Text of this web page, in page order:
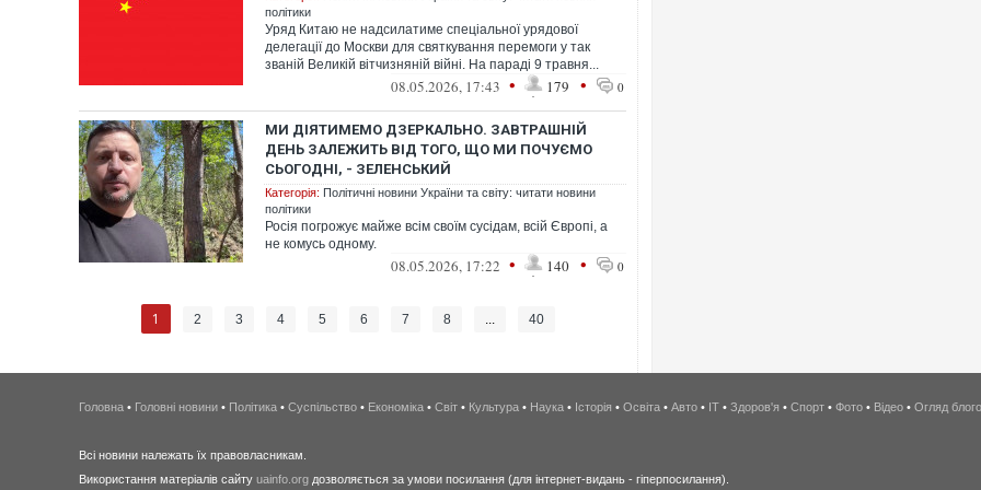
політики
Уряд Китаю не надсилатиме спеціальної урядової
делегації до Москви для святкування перемоги у так
званій Великій вітчизняній війні. На параді 9 травня...
08.05.2026, 17:43 • 179 • 0
МИ ДІЯТИМЕМО ДЗЕРКАЛЬНО. ЗАВТРАШНІЙ
ДЕНЬ ЗАЛЕЖИТЬ ВІД ТОГО, ЩО МИ ПОЧУЄМО
СЬОГОДНІ, - ЗЕЛЕНСЬКИЙ
Категорія: Політичні новини України та світу: читати новини
політики
Росія погрожує майже всім своїм сусідам, всій Європі, а
не комусь одному.
08.05.2026, 17:22 • 140 • 0
1 2 3 4 5 6 7 8 ... 40
Головна • Головні новини • Політика • Суспільство • Економіка • Світ • Культура • Наука • Історія • Освіта • Авто • IT • Здоров'я • Спорт • Фото • Відео • Огляд
Всі новини належать їх правовласникам.
Використання матеріалів сайту uainfo.org дозволяється за умови посилання (для інтернет-видань - гіперпосилання).